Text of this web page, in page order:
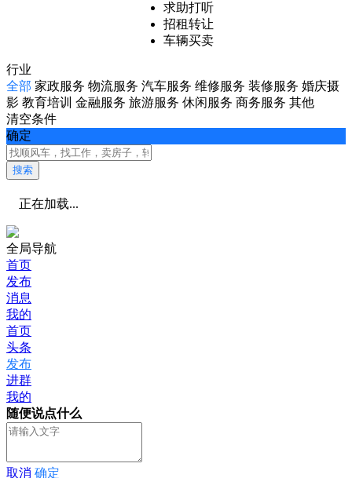
求助打听
招租转让
车辆买卖
行业
全部 家政服务 物流服务 汽车服务 维修服务 装修服务 婚庆摄
影 教育培训 金融服务 旅游服务 休闲服务 商务服务 其他
清空条件
确定
搜索
正在加载...
全局导航
首页
发布
消息
我的
首页
头条
发布
进群
我的
随便说点什么
取消 确定